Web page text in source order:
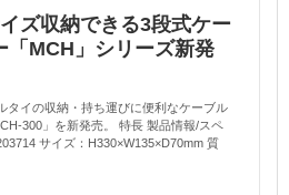
ズ収納できる3段式ケー
「MCH」シリーズ新発
タイの収納・持ち運びに便利なケーブル
300」を新発売。 特長 製品情報/スペ
サイズ：H330×W135×D70mm 質